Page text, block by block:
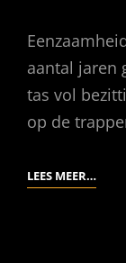
aantal jaren
tas vol
op de
LEES MEER…FOTO